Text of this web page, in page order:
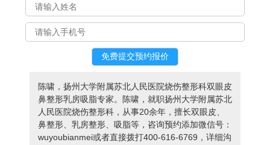
陈啸，扬州大学附属苏北人民医院烧伤整形科双眼皮
鼻整形乳房吸脂专家。陈啸，就职扬州大学附属苏北
人民医院烧伤整形科，从事20余年，擅长双眼皮、
鼻整形、乳房整形、吸脂等，咨询预约添加微信号：
wuyoubianmei或者直接拨打400-616-6769，详细沟